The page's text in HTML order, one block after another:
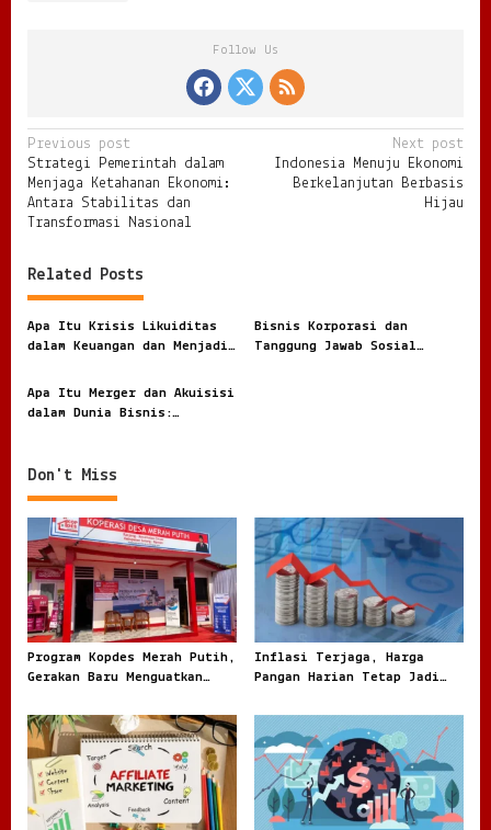
Follow Us
P
o
s
n
a
v
g
a
i
o
n
Previous post
Strategi Pemerintah dalam
Menjaga Ketahanan Ekonomi:
Antara Stabilitas dan
Transformasi Nasional
Next post
Indonesia Menuju Ekonomi
Berkelanjutan Berbasis
Hijau
Related Posts
Apa Itu Krisis Likuiditas
dalam Keuangan dan Menjadi
Bisnis
Bisnis Korporasi dan
Tanggung Jawab Sosial
Apa Itu Merger dan Akuisisi
dalam Dunia Bisnis:
Don't Miss
Program Kopdes Merah Putih,
Gerakan Baru Menguatkan
Rumput
Inflasi Terjaga, Harga
Pangan Harian Tetap Jadi